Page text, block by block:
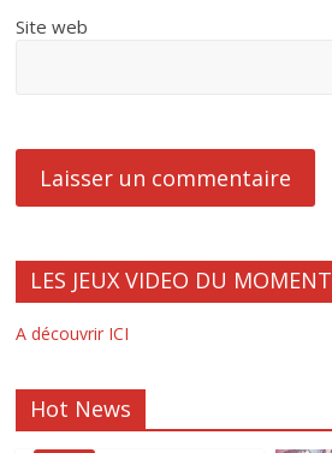
Site web
LES JEUX VIDEO DU MOMENT
A découvrir ICI
Hot News